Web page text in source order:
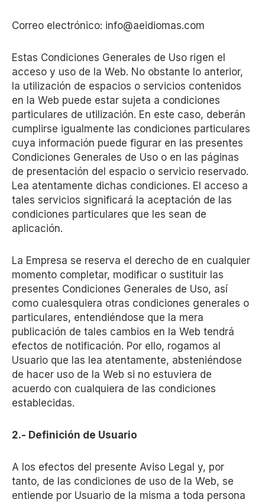
Correo electrónico: info@aeidiomas.com
Estas Condiciones Generales de Uso rigen el
acceso y uso de la Web. No obstante lo anterior,
la utilización de espacios o servicios contenidos
en la Web puede estar sujeta a condiciones
particulares de utilización. En este caso, deberán
cumplirse igualmente las condiciones particulares
cuya información puede figurar en las presentes
Condiciones Generales de Uso o en las páginas
de presentación del espacio o servicio reservado.
Lea atentamente dichas condiciones. El acceso a
tales servicios significará la aceptación de las
condiciones particulares que les sean de
aplicación.
La Empresa se reserva el derecho de en cualquier
momento completar, modificar o sustituir las
presentes Condiciones Generales de Uso, así
como cualesquiera otras condiciones generales o
particulares, entendiéndose que la mera
publicación de tales cambios en la Web tendrá
efectos de notificación. Por ello, rogamos al
Usuario que las lea atentamente, absteniéndose
de hacer uso de la Web si no estuviera de
acuerdo con cualquiera de las condiciones
establecidas.
2.- Definición de Usuario
A los efectos del presente Aviso Legal y, por
tanto, de las condiciones de uso de la Web, se
entiende por Usuario de la misma a toda persona